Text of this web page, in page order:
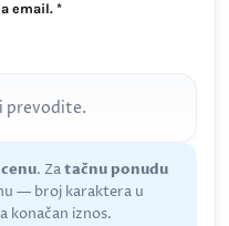
email. *
prevodite.
. Zatačnu ponudu
— broj karaktera u
konačan iznos.